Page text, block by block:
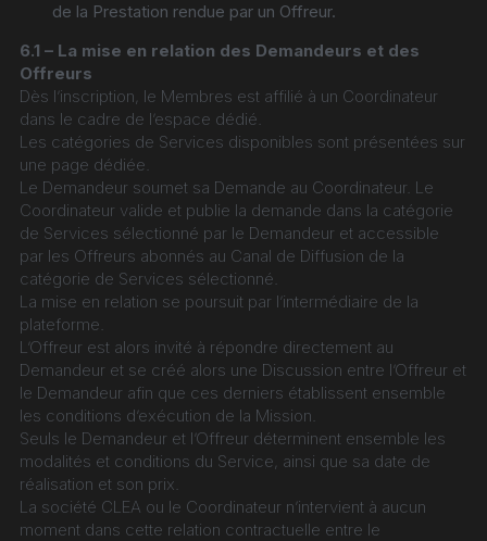
de la Prestation rendue par un Offreur.
6.1 – La mise en relation des Demandeurs et des
Offreurs
Dès l’inscription, le Membres est affilié à un Coordinateur
dans le cadre de l’espace dédié.
Les catégories de Services disponibles sont présentées sur
une page dédiée.
Le Demandeur soumet sa Demande au Coordinateur. Le
Coordinateur valide et publie la demande dans la catégorie
de Services sélectionné par le Demandeur et accessible
par les Offreurs abonnés au Canal de Diffusion de la
catégorie de Services sélectionné.
La mise en relation se poursuit par l’intermédiaire de la
plateforme.
L’Offreur est alors invité à répondre directement au
Demandeur et se créé alors une Discussion entre l’Offreur et
le Demandeur afin que ces derniers établissent ensemble
les conditions d’exécution de la Mission.
Seuls le Demandeur et l’Offreur déterminent ensemble les
modalités et conditions du Service, ainsi que sa date de
réalisation et son prix.
La société CLEA ou le Coordinateur n’intervient à aucun
moment dans cette relation contractuelle entre le